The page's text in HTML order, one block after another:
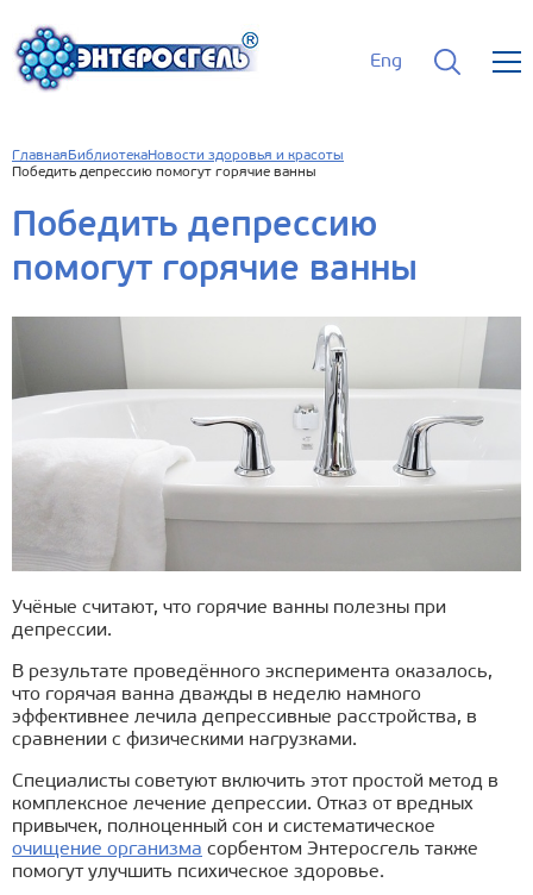
Eng
Главная БиблиотекаНовости здоровья и красоты
Победить депрессию помогут горячие ванны
Победить депрессию
помогут горячие ванны
Учёные считают, что горячие ванны полезны при
депрессии.
В результате проведённого эксперимента оказалось,
что горячая ванна дважды в неделю намного
эффективнее лечила депрессивные расстройства, в
сравнении с физическими нагрузками.
Специалисты советуют включить этот простой метод в
комплексное лечение депрессии. Отказ от вредных
привычек, полноценный сон и систематическое
очищение организма сорбентом Энтеросгель также
помогут улучшить психическое здоровье.